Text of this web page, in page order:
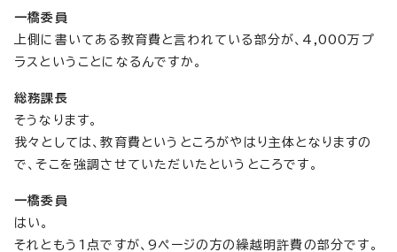
一橋委員
上側に書いてある教育費と言われている部分が、4,000万プ
ラスということになるんですか。
総務課長
そうなります。
我々としては、教育費というところがやはり主体となりますの
で、そこを強調させていただいたというところです。
一橋委員
はい。
それともう1点ですが、9ページの方の繰越明許費の部分です。